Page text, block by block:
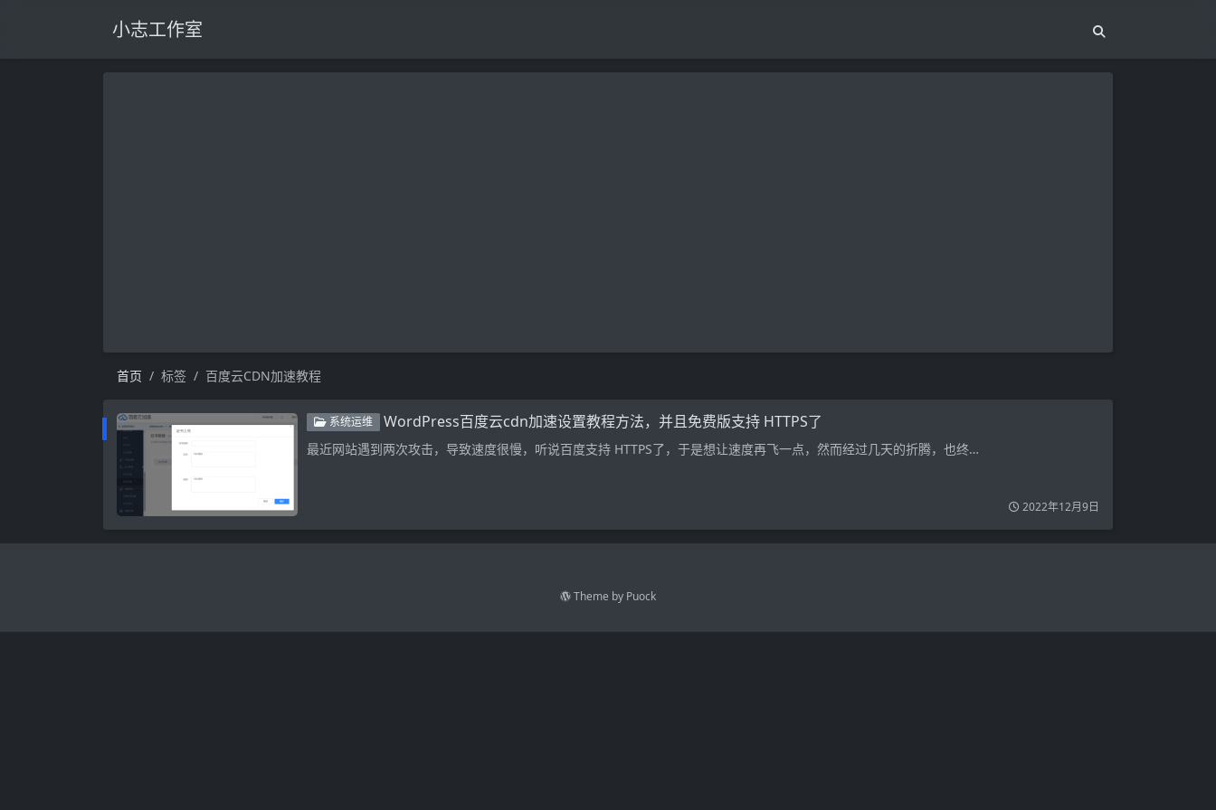
小志工作室
首页 标签 百度云CDN加速教程
系统运维 WordPress百度云cdn加速设置教程方法，并且免费版支持 HTTPS了
最近网站遇到两次攻击，导致速度很慢，听说百度支持 HTTPS了，于是想让速度再飞一点，然而经过几天的折腾，也终…
2022年12月9日
Theme by Puock